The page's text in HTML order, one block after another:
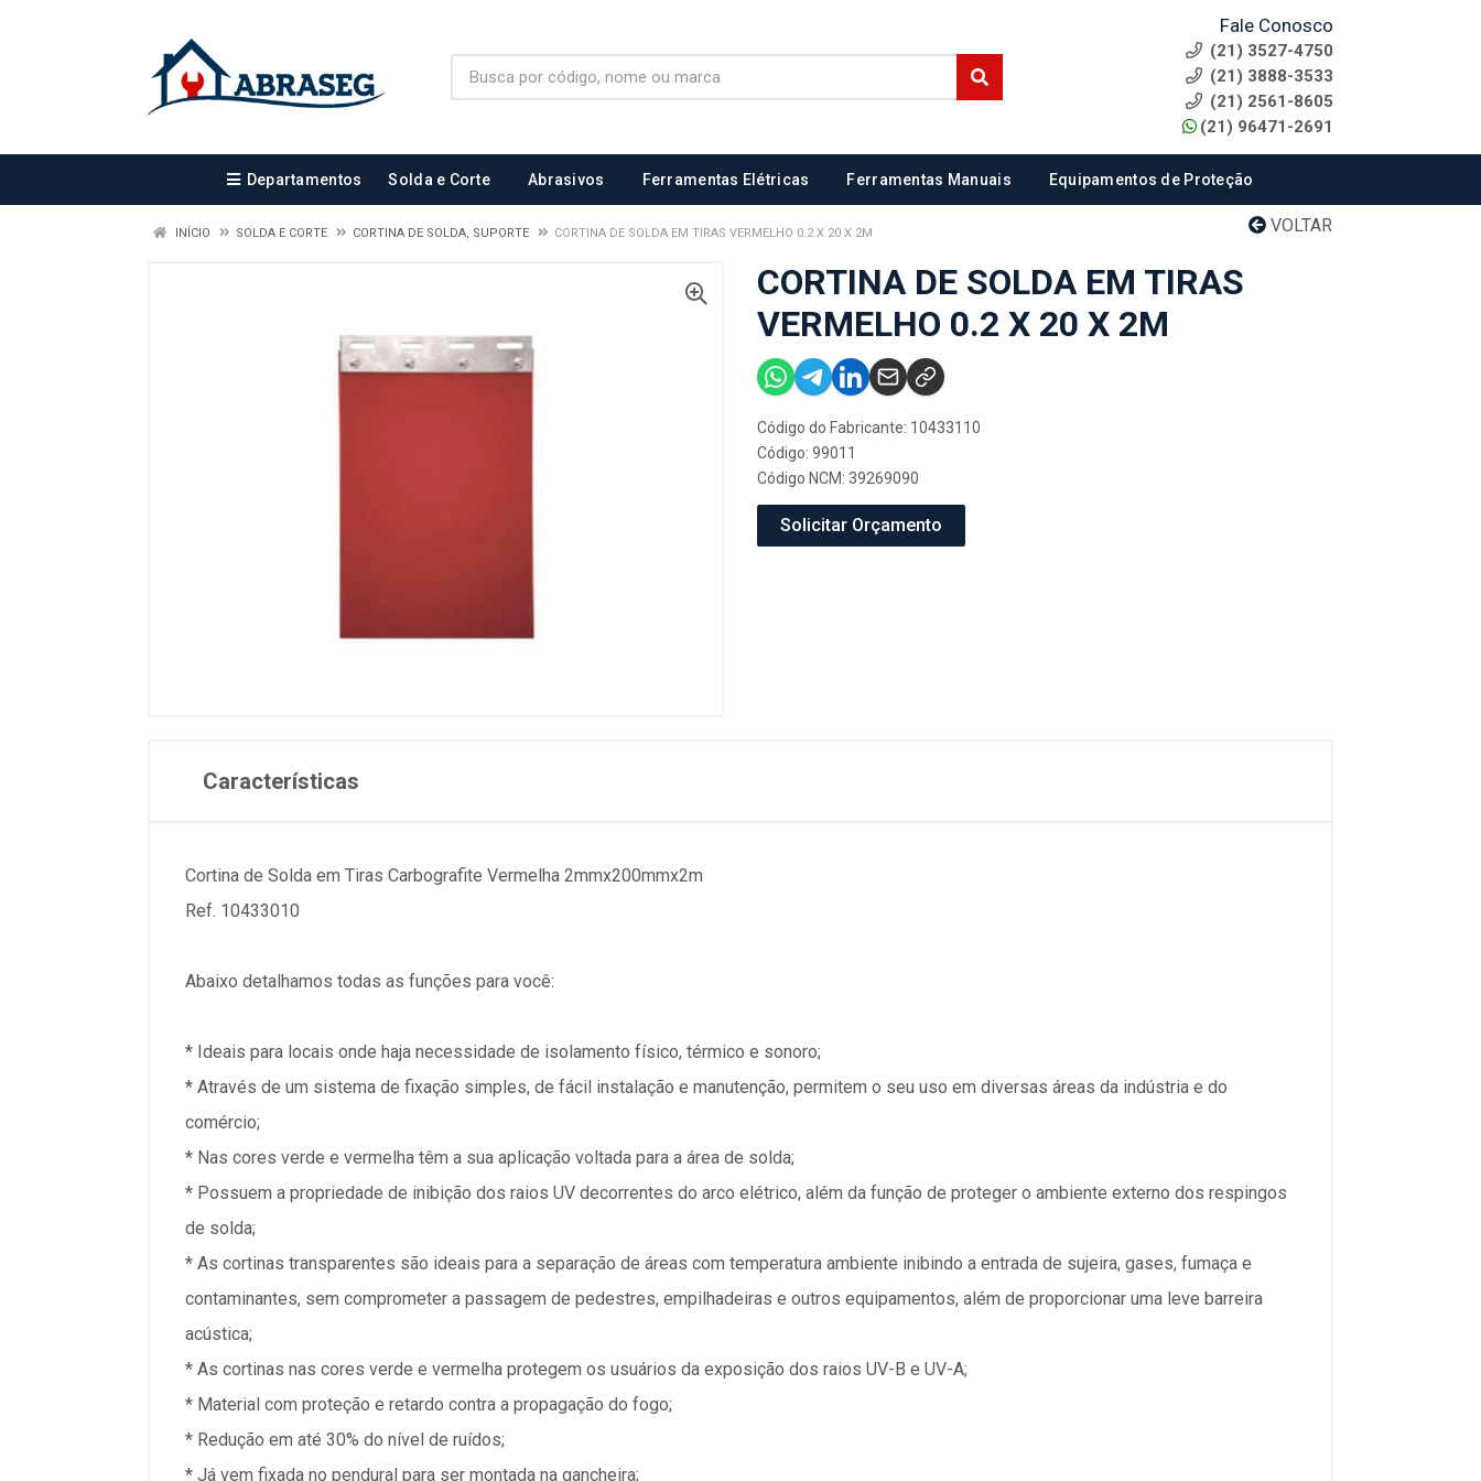
Fale Conosco
(21) 3527-4750
(21) 3888-3533
(21) 2561-8605
(21) 96471-2691
Departamentos Solda e Corte Abrasivos Ferramentas Elétricas Ferramentas Manuais Equipamentos de Proteção
VOLTAR
INÍCIO SOLDA E CORTE CORTINA DE SOLDA, SUPORTE CORTINA DE SOLDA EM TIRAS VERMELHO 0.2 X 20 X 2M
CORTINA DE SOLDA EM TIRAS
VERMELHO 0.2 X 20 X 2M
Código do Fabricante: 10433110
Código: 99011
Código NCM: 39269090
Solicitar Orçamento
Características
Cortina de Solda em Tiras Carbografite Vermelha 2mmx200mmx2m
Ref. 10433010
Abaixo detalhamos todas as funções para você:
* Ideais para locais onde haja necessidade de isolamento físico, térmico e sonoro;
* Através de um sistema de fixação simples, de fácil instalação e manutenção, permitem o seu uso em diversas áreas da indústria e do
comércio;
* Nas cores verde e vermelha têm a sua aplicação voltada para a área de solda;
* Possuem a propriedade de inibição dos raios UV decorrentes do arco elétrico, além da função de proteger o ambiente externo dos respingos
de solda;
* As cortinas transparentes são ideais para a separação de áreas com temperatura ambiente inibindo a entrada de sujeira, gases, fumaça e
contaminantes, sem comprometer a passagem de pedestres, empilhadeiras e outros equipamentos, além de proporcionar uma leve barreira
acústica;
* As cortinas nas cores verde e vermelha protegem os usuários da exposição dos raios UV-B e UV-A;
* Material com proteção e retardo contra a propagação do fogo;
* Redução em até 30% do nível de ruídos;
* Já vem fixada no pendural para ser montada na gancheira;